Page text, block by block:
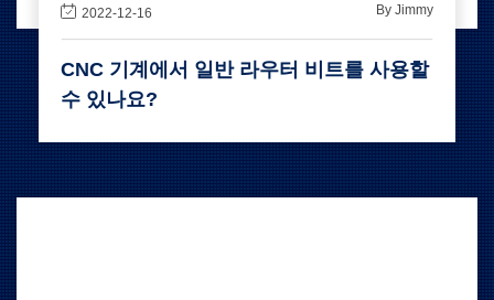
2022-12-16 By Jimmy
CNC 기계에서 일반 라우터 비트를 사용할
수 있나요?